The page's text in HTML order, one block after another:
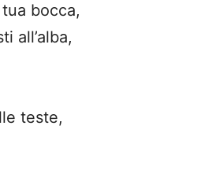
bocca,
all’alba,
teste,